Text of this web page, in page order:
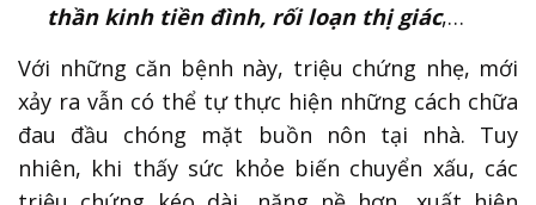
thần kinh tiền đình, rối loạn thị giác,…
Với những căn bệnh này, triệu chứng nhẹ, mới
xảy ra vẫn có thể tự thực hiện những cách chữa
đau đầu chóng mặt buồn nôn tại nhà. Tuy
nhiên, khi thấy sức khỏe biến chuyển xấu, các